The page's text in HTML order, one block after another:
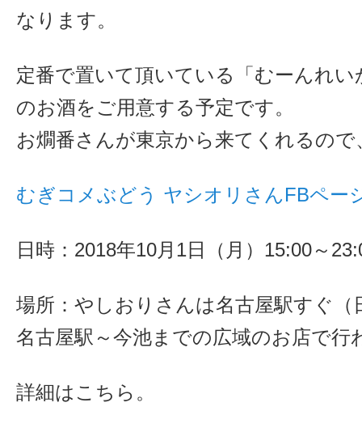
なります。
定番で置いて頂いている「むーんれ
のお酒をご用意する予定です。
お燗番さんが東京から来てくれるの
むぎコメぶどう ヤシオリさんFBペー
日時：2018年10月1日（月）15:00～
場所：やしおりさんは名古屋駅すぐ
名古屋駅～今池までの広域のお店で行
詳細はこちら。